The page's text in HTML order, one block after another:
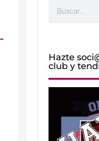
Hazte
club y